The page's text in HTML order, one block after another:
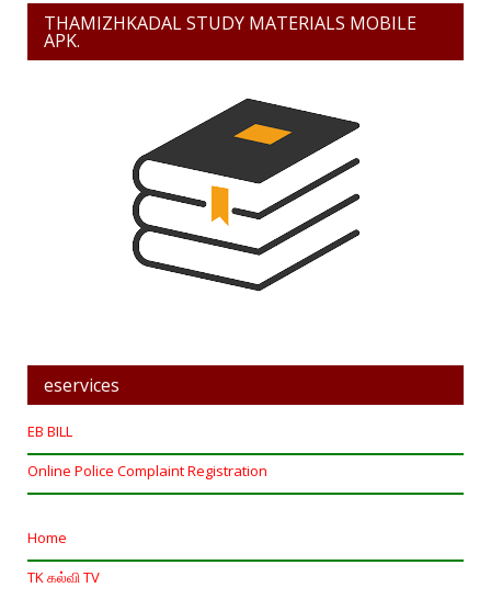
THAMIZHKADAL STUDY MATERIALS MOBILE
APK.
eservices
EB BILL
Online Police Complaint Registration
Home
TK கல்வி TV